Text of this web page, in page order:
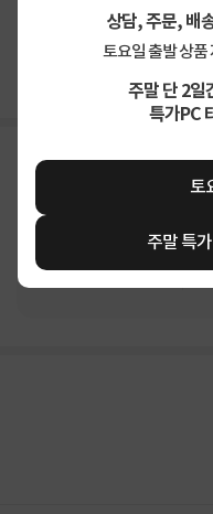
상담, 주문, 배
토요일 출발 상품
주말 단 2일
특가PC
토
주말 특
상품고시정보
잘못
구매후기 지금 후기쓰면 적립금